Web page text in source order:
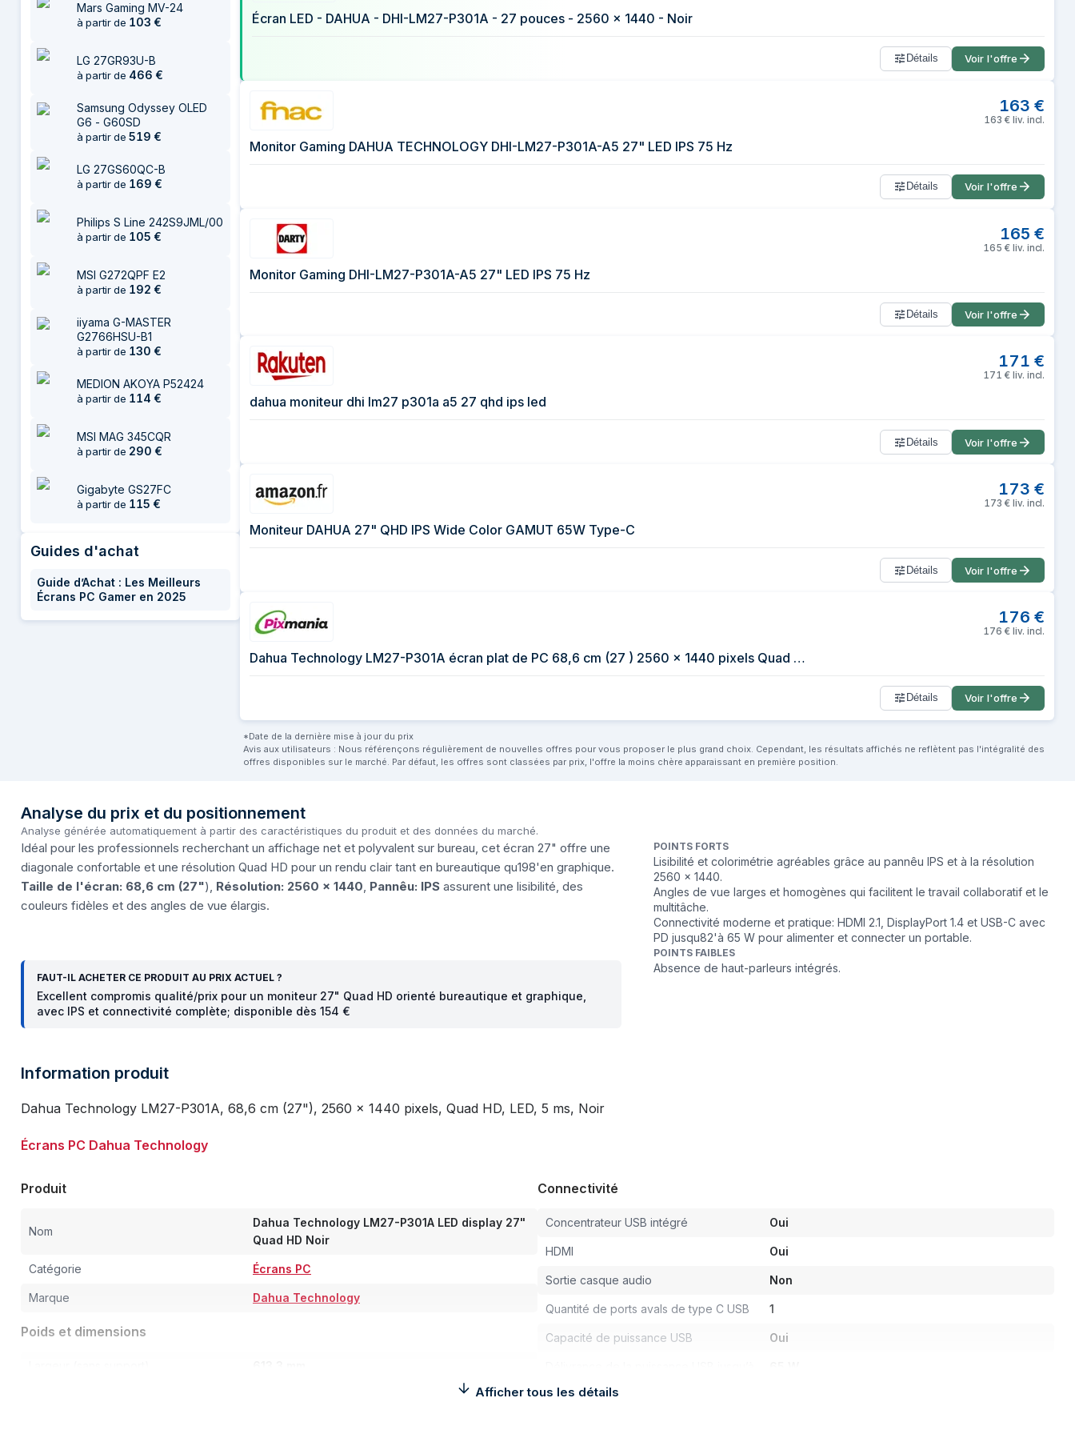
29 juillet 2026
155 €
2 août 2026
5 août 2026
Mars Gaming MV-24
à partir de 103 €
LG 27GR93U-B
à partir de 466 €
Samsung Odyssey OLED
G6 - G60SD
à partir de 519 €
LG 27GS60QC-B
à partir de 169 €
Philips S Line 242S9JML/00
à partir de 105 €
MSI G272QPF E2
à partir de 192 €
iiyama G-MASTER
G2766HSU-B1
à partir de 130 €
MEDION AKOYA P52424
à partir de 114 €
MSI MAG 345CQR
à partir de 290 €
Gigabyte GS27FC
à partir de 115 €
Guides d'achat
Guide d’Achat : Les Meilleurs
Écrans PC Gamer en 2025
Écran LED - DAHUA - DHI-LM27-P301A - 27 pouces - 2560 x 1440 - Noir
Détails Voir l'offre
163 €
163 € liv. incl.
Monitor Gaming DAHUA TECHNOLOGY DHI-LM27-P301A-A5 27" LED IPS 75 Hz
Détails Voir l'offre
165 €
165 € liv. incl.
Monitor Gaming DHI-LM27-P301A-A5 27" LED IPS 75 Hz
Détails Voir l'offre
171 €
171 € liv. incl.
dahua moniteur dhi lm27 p301a a5 27 qhd ips led
Détails Voir l'offre
173 €
173 € liv. incl.
Moniteur DAHUA 27" QHD IPS Wide Color GAMUT 65W Type-C
Détails Voir l'offre
176 €
176 € liv. incl.
Dahua Technology LM27-P301A écran plat de PC 68,6 cm (27 ) 2560 x 1440 pixels Quad HD LED Noir
Détails Voir l'offre
*Date de la dernière mise à jour du prix
Avis aux utilisateurs : Nous référençons régulièrement de nouvelles offres pour vous proposer le plus grand choix. Cependant, les résultats affichés ne reflètent pas l'intégralité des
offres disponibles sur le marché. Par défaut, les offres sont classées par prix, l'offre la moins chère apparaissant en première position.
Analyse du prix et du positionnement
Analyse générée automatiquement à partir des caractéristiques du produit et des données du marché.
Idéal pour les professionnels recherchant un affichage net et polyvalent sur bureau, cet écran 27" offre une
diagonale confortable et une résolution Quad HD pour un rendu clair tant en bureautique qu198'en graphique.
Taille de l'écran: 68,6 cm (27"), Résolution: 2560 x 1440 Pannêu: IPS assurent une lisibilité, des
couleurs fidèles et des angles de vue élargis.
POINTS FORTS
Lisibilité et colorimétrie agréables grâce au pannêu IPS et à la résolution
2560 x 1440.
Angles de vue larges et homogènes qui facilitent le travail collaboratif et le
multitâche.
Connectivité moderne et pratique: HDMI 2.1, DisplayPort 1.4 et USB-C avec
PD jusqu82'à 65 W pour alimenter et connecter un portable.
POINTS FAIBLES
Absence de haut-parleurs intégrés.
FAUT-IL ACHETER CE PRODUIT AU PRIX ACTUEL ?
Excellent compromis qualité/prix pour un moniteur 27" Quad HD orienté bureautique et graphique,
avec IPS et connectivité complète; disponible dès 154 €
Information produit
Dahua Technology LM27-P301A, 68,6 cm (27"), 2560 x 1440 pixels, Quad HD, LED, 5 ms, Noir
Écrans PC Dahua Technology
Produit
Nom
Dahua Technology LM27-P301A LED display 27"
Quad HD Noir
Catégorie Écrans PC
Marque Dahua Technology
Poids et dimensions
Connectivité
Concentrateur USB intégré Oui
HDMI Oui
Sortie casque audio Non
Quantité de ports avals de type C USB 1
Capacité de puissance USB Oui
Quantité de ports HDMI
Afficher tous les détails